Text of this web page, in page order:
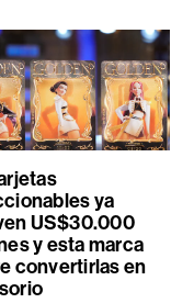
ya
US$30.000
y esta marca
convertirlas en